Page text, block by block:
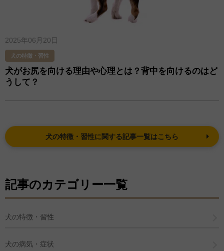
2025年06月20日
犬の特徴・習性
犬がお尻を向ける理由や心理とは？背中を向けるのはど
うして？
犬の特徴・習性に関する記事一覧はこちら
記事のカテゴリー一覧
犬の特徴・習性
犬の病気・症状